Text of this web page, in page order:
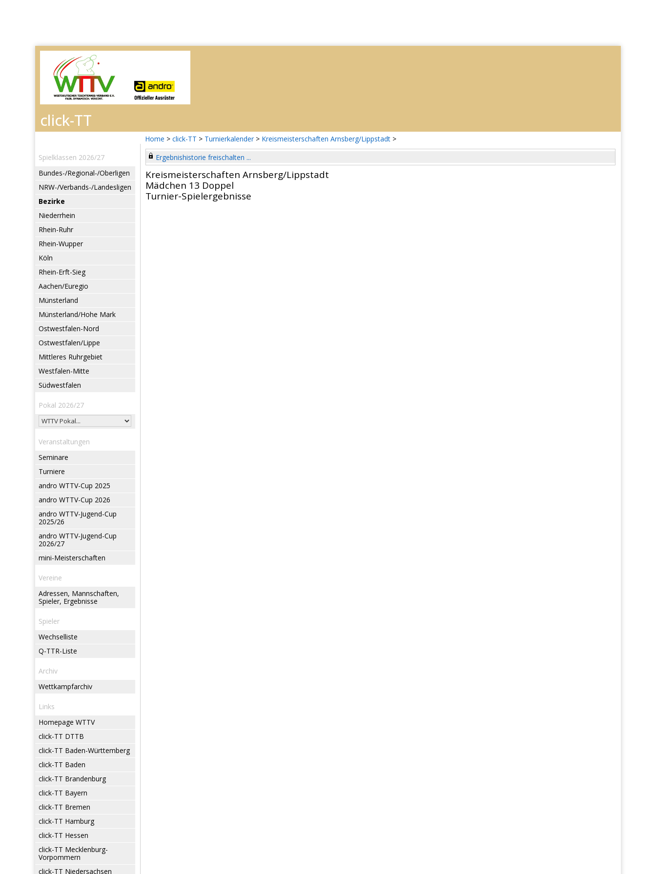
Home > click-TT > Turnierkalender > Kreismeisterschaften Arnsberg/Lippstadt >
Spielklassen 2026/27
Bundes-/Regional-/Oberligen
NRW-/Verbands-/Landesligen
Bezirke
Niederrhein
Rhein-Ruhr
Rhein-Wupper
Köln
Rhein-Erft-Sieg
Aachen/Euregio
Münsterland
Münsterland/Hohe Mark
Ostwestfalen-Nord
Ostwestfalen/Lippe
Mittleres Ruhrgebiet
Westfalen-Mitte
Südwestfalen
Pokal 2026/27
Veranstaltungen
Seminare
Turniere
andro WTTV-Cup 2025
andro WTTV-Cup 2026
andro WTTV-Jugend-Cup
2025/26
andro WTTV-Jugend-Cup
2026/27
mini-Meisterschaften
Vereine
Adressen, Mannschaften,
Spieler, Ergebnisse
Spieler
Wechselliste
Q-TTR-Liste
Archiv
Wettkampfarchiv
Links
Homepage WTTV
click-TT DTTB
click-TT Baden-Württemberg
click-TT Baden
click-TT Brandenburg
click-TT Bayern
click-TT Bremen
click-TT Hamburg
click-TT Hessen
click-TT Mecklenburg-
Vorpommern
click-TT Niedersachsen
Ergebnishistorie freischalten ...
Kreismeisterschaften Arnsberg/Lippstadt
Mädchen 13 Doppel
Turnier-Spielergebnisse